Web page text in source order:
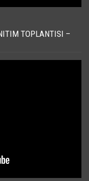
TOPLANTISI –